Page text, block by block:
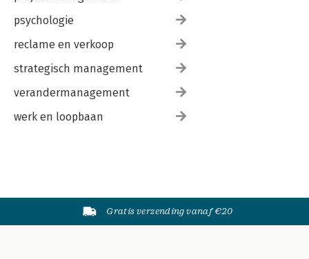
psychologie
reclame en verkoop
strategisch management
verandermanagement
werk en loopbaan
Gratis verzending vanaf €20